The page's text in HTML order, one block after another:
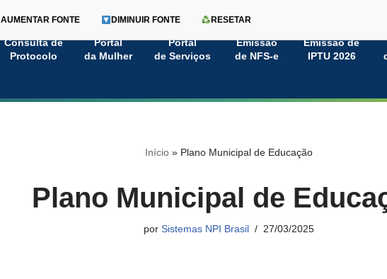
Consulta de
Protocolo
Portal
da Mulher
Portal
de Serviços
Emissão
de NFS-e
Emissão de
IPTU 2026
AUMENTAR FONTE DIMINUIR FONTE RESETAR
Início» Plano Municipal de Educação
Plano Municipal de
por Sistemas NPI Brasil 27/03/2025